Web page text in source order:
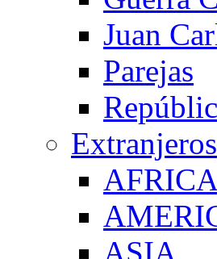
Juan
Parejas
Extranjeros
AFRICA
ASIA